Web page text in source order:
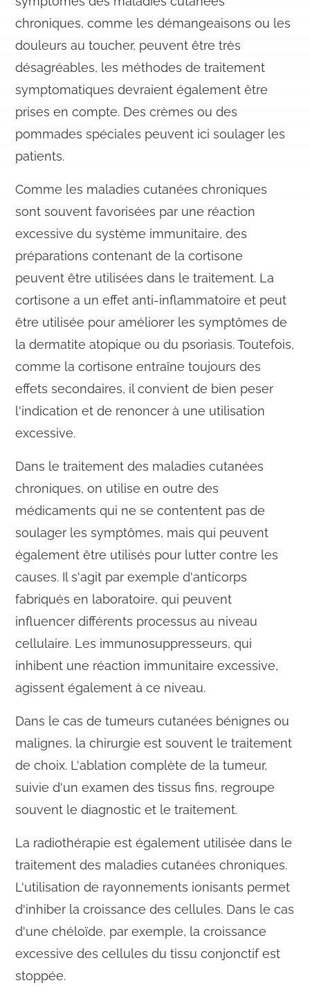
chroniques, comme les démangeaisons ou les
douleurs au toucher, peuvent être très
désagréables, les méthodes de traitement
symptomatiques devraient également être
prises en compte. Des crèmes ou des
pommades spéciales peuvent ici soulager les
patients.
Comme les maladies cutanées chroniques
sont souvent favorisées par une réaction
excessive du système immunitaire, des
préparations contenant de la cortisone
peuvent être utilisées dans le traitement. La
cortisone a un effet anti-inflammatoire et peut
être utilisée pour améliorer les symptômes de
la dermatite atopique ou du psoriasis. Toutefois,
comme la cortisone entraîne toujours des
effets secondaires, il convient de bien peser
l'indication et de renoncer à une utilisation
excessive.
Dans le traitement des maladies cutanées
chroniques, on utilise en outre des
médicaments qui ne se contentent pas de
soulager les symptômes, mais qui peuvent
également être utilisés pour lutter contre les
causes. Il s'agit par exemple d'anticorps
fabriqués en laboratoire, qui peuvent
influencer différents processus au niveau
cellulaire. Les immunosuppresseurs, qui
inhibent une réaction immunitaire excessive,
agissent également à ce niveau.
Dans le cas de tumeurs cutanées bénignes ou
malignes, la chirurgie est souvent le traitement
de choix. L'ablation complète de la tumeur,
suivie d'un examen des tissus fins, regroupe
souvent le diagnostic et le traitement.
La radiothérapie est également utilisée dans le
traitement des maladies cutanées chroniques.
L'utilisation de rayonnements ionisants permet
d'inhiber la croissance des cellules. Dans le cas
d'une chéloïde, par exemple, la croissance
excessive des cellules du tissu conjonctif est
stoppée.